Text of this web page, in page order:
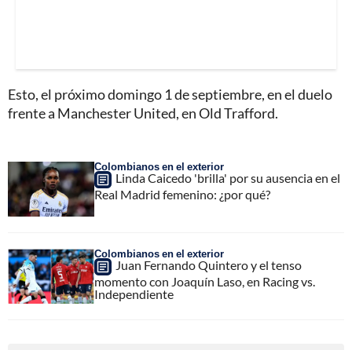
Esto, el próximo domingo 1 de septiembre, en el duelo
frente a Manchester United, en Old Trafford.
Colombianos en el exterior
Linda Caicedo 'brilla' por su ausencia en el
Real Madrid femenino: ¿por qué?
Colombianos en el exterior
Juan Fernando Quintero y el tenso
momento con Joaquín Laso, en Racing vs.
Independiente